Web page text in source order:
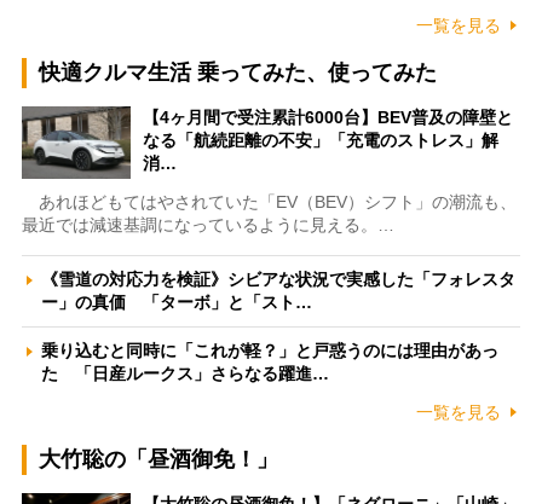
一覧を見る
快適クルマ生活 乗ってみた、使ってみた
【4ヶ月間で受注累計6000台】BEV普及の障壁と
なる「航続距離の不安」「充電のストレス」解
消…
あれほどもてはやされていた「EV（BEV）シフト」の潮流も、
最近では減速基調になっているように見える。…
《雪道の対応力を検証》シビアな状況で実感した「フォレスタ
ー」の真価 「ターボ」と「スト…
乗り込むと同時に「これが軽？」と戸惑うのには理由があっ
た 「日産ルークス」さらなる躍進…
一覧を見る
大竹聡の「昼酒御免！」